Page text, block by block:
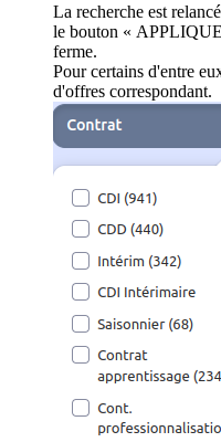
La recherche est
le bouton «
ferme.
Pour certains d'entre
d'offres correspondant.